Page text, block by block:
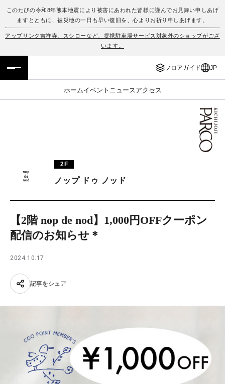
このたびの令和8年熊本地震により被害にあわれた皆様に謹んでお見舞い申しあげ
ますとともに、被災地の一日も早い復旧を、心よりお祈り申しあげます。
アップリンク吉祥寺、スシローなど、提携駐車場サービス対象外のショップがござ
います。
フロアガイド JP
ホームイベント ニュース アクセス
フロアガイド
イベント・ポップアップ
ニュース
PARCOメンバーズ
ENGLISH
簡体字
한국어
2F
ノップ ドゥ ノッド
【2階 nop de nod】1,000円OFFクーポン
配信のお知らせ＊
2024.10.17
記事をシェア